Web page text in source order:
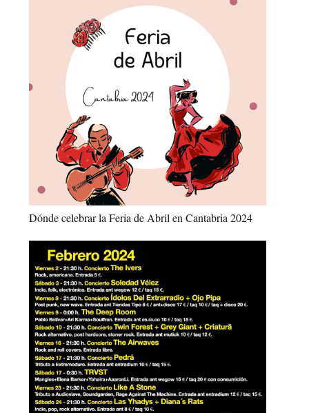
Dónde celebrar la Feria de Abril en Cantabria 2024